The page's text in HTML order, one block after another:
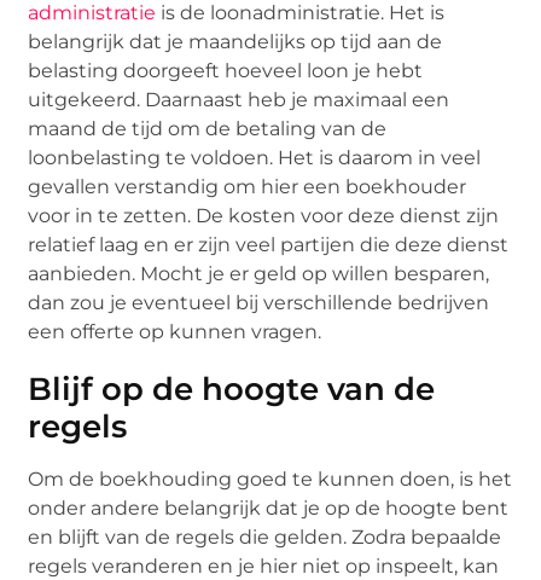
administratie is de loonadministratie. Het is
belangrijk dat je maandelijks op tijd aan de
belasting doorgeeft hoeveel loon je hebt
uitgekeerd. Daarnaast heb je maximaal een
maand de tijd om de betaling van de
loonbelasting te voldoen. Het is daarom in veel
gevallen verstandig om hier een boekhouder
voor in te zetten. De kosten voor deze dienst zijn
relatief laag en er zijn veel partijen die deze dienst
aanbieden. Mocht je er geld op willen besparen,
dan zou je eventueel bij verschillende bedrijven
een offerte op kunnen vragen.
Blijf op de hoogte van de
regels
Om de boekhouding goed te kunnen doen, is het
onder andere belangrijk dat je op de hoogte bent
en blijft van de regels die gelden. Zodra bepaalde
regels veranderen en je hier niet op inspeelt, kan